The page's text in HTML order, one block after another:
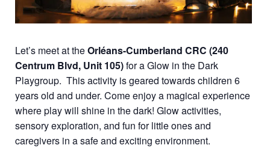
Let’s meet at theOrléans-Cumberland CRC (240
Centrum Blvd, Unit 105)for a Glow in the Dark
Playgroup. This activity is geared towards children 6
years old and under. Come enjoy a magical experience
where play will shine in the dark! Glow activities,
sensory exploration, and fun for little ones and
caregivers in a safe and exciting environment.